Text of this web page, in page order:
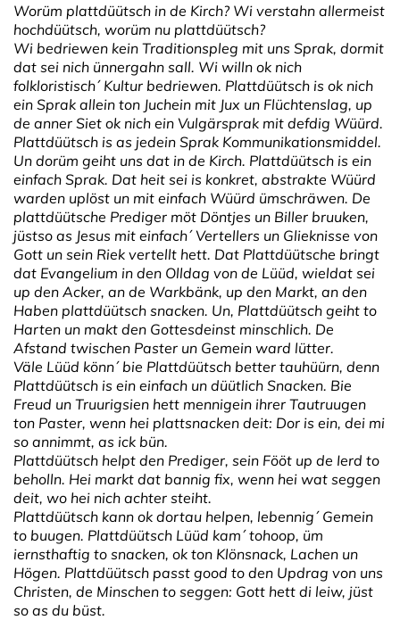
Worüm plattdüütsch in de Kirch? Wi verstahn allermeist
hochdüütsch, worüm nu plattdüütsch?
Wi bedriewen kein Traditionspleg mit uns Sprak, dormit
dat sei nich ünnergahn sall. Wi willn ok nich
folkloristisch´ Kultur bedriewen. Plattdüütsch is ok nich
ein Sprak allein ton Juchein mit Jux un Flüchtenslag, up
de anner Siet ok nich ein Vulgärsprak mit defdig Wüürd.
Plattdüütsch is as jedein Sprak Kommunikationsmiddel.
Un dorüm geiht uns dat in de Kirch. Plattdüütsch is ein
einfach Sprak. Dat heit sei is konkret, abstrakte Wüürd
warden uplöst un mit einfach Wüürd ümschräwen. De
plattdüütsche Prediger möt Döntjes un Biller bruuken,
jüstso as Jesus mit einfach´ Vertellers un Glieknisse von
Gott un sein Riek vertellt hett. Dat Plattdüütsche bringt
dat Evangelium in den Olldag von de Lüüd, wieldat sei
up den Acker, an de Warkbänk, up den Markt, an den
Haben plattdüütsch snacken. Un, Plattdüütsch geiht to
Harten un makt den Gottesdeinst minschlich. De
Afstand twischen Paster un Gemein ward lütter.
Väle Lüüd könn´ bie Plattdüütsch better tauhüürn, denn
Plattdüütsch is ein einfach un düütlich Snacken. Bie
Freud un Truurigsien hett mennigein ihrer Tautruugen
ton Paster, wenn hei plattsnacken deit: Dor is ein, dei mi
so annimmt, as ick bün.
Plattdüütsch helpt den Prediger, sein Fööt up de Ierd to
beholln. Hei markt dat bannig fix, wenn hei wat seggen
deit, wo hei nich achter steiht.
Plattdüütsch kann ok dortau helpen, lebennig´ Gemein
to buugen. Plattdüütsch Lüüd kam´ tohoop, üm
iernsthaftig to snacken, ok ton Klönsnack, Lachen un
Högen. Plattdüütsch passt good to den Updrag von uns
Christen, de Minschen to seggen: Gott hett di leiw, jüst
so as du büst.